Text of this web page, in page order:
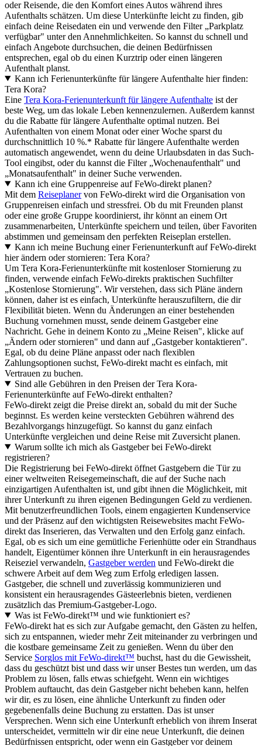
oder Reisende, die den Komfort eines Autos während ihres
Aufenthalts schätzen. Um diese Unterkünfte leicht zu finden, gib
einfach deine Reisedaten ein und verwende den Filter „Parkplatz
verfügbar" unter den Annehmlichkeiten. So kannst du schnell und
einfach Angebote durchsuchen, die deinen Bedürfnissen
entsprechen, egal ob du einen Kurztrip oder einen längeren
Aufenthalt planst.
Kann ich Ferienunterkünfte für längere Aufenthalte hier finden:
Tera Kora?
Eine Tera Kora-Ferienunterkunft für längere Aufenthalte ist der
beste Weg, um das lokale Leben kennenzulernen. Außerdem kannst
du die Rabatte für längere Aufenthalte optimal nutzen. Bei
Aufenthalten von einem Monat oder einer Woche sparst du
durchschnittlich 10 %.* Rabatte für längere Aufenthalte werden
automatisch angewendet, wenn du deine Urlaubsdaten in das Such-
Tool eingibst, oder du kannst die Filter „Wochenaufenthalt" und
„Monatsaufenthalt" in deiner Suche verwenden.
Kann ich eine Gruppenreise auf FeWo-direkt planen?
Mit dem Reiseplanervon FeWo-direkt wird die Organisation von
Gruppenreisen einfach und stressfrei. Ob du mit Freunden planst
oder eine große Gruppe koordinierst, ihr könnt an einem Ort
zusammenarbeiten, Unterkünfte speichern und teilen, über Favoriten
abstimmen und gemeinsam den perfekten Reiseplan erstellen.
Kann ich meine Buchung einer Ferienunterkunft auf FeWo-direkt
hier ändern oder stornieren: Tera Kora?
Um Tera Kora-Ferienunterkünfte mit kostenloser Stornierung zu
finden, verwende einfach FeWo-direkts praktischen Suchfilter
„Kostenlose Stornierung". Wir verstehen, dass sich Pläne ändern
können, daher ist es einfach, Unterkünfte herauszufiltern, die dir
Flexibilität bieten. Wenn du Änderungen an einer bestehenden
Buchung vornehmen musst, sende deinem Gastgeber eine
Nachricht. Gehe in deinem Konto zu „Meine Reisen", klicke auf
„Ändern oder stornieren" und dann auf „Gastgeber kontaktieren".
Egal, ob du deine Pläne anpasst oder nach flexiblen
Zahlungsoptionen suchst, FeWo-direkt macht es einfach, mit
Vertrauen zu buchen.
Sind alle Gebühren in den Preisen der Tera Kora-
Ferienunterkünfte auf FeWo-direkt enthalten?
FeWo-direkt zeigt die Preise direkt an, sobald du mit der Suche
beginnst. Es werden keine versteckten Gebühren während des
Bezahlvorgangs hinzugefügt. So kannst du ganz einfach
Unterkünfte vergleichen und deine Reise mit Zuversicht planen.
Warum sollte ich mich als Gastgeber bei FeWo-direkt
registrieren?
Die Registrierung bei FeWo-direkt öffnet Gastgebern die Tür zu
einer weltweiten Reisegemeinschaft, die auf der Suche nach
einzigartigen Aufenthalten ist, und gibt ihnen die Möglichkeit, mit
ihrer Unterkunft zu ihren eigenen Bedingungen Geld zu verdienen.
Mit benutzerfreundlichen Tools, einem engagierten Kundenservice
und der Präsenz auf den wichtigsten Reisewebsites macht FeWo-
direkt das Inserieren, das Verwalten und den Erfolg ganz einfach.
Egal, ob es sich um eine gemütliche Ferienhütte oder ein Strandhaus
handelt, Eigentümer können ihre Unterkunft in ein herausragendes
Reiseziel verwandeln, Gastgeber werden und FeWo-direkt die
schwere Arbeit auf dem Weg zum Erfolg erledigen lassen.
Gastgeber, die schnell und zuverlässig kommunizieren und
konsistent ein herausragendes Gästeerlebnis bieten, verdienen
zusätzlich das Premium-Gastgeber-Logo.
Was ist FeWo-direkt™ und wie funktioniert es?
FeWo-direkt hat es sich zur Aufgabe gemacht, den Gästen zu helfen,
sich zu entspannen, wieder mehr Zeit miteinander zu verbringen und
die kostbare gemeinsame Zeit zu genießen. Wenn du über den
Service Sorglos mit FeWo-direkt™ buchst, hast du die Gewissheit,
dass du geschützt bist und dass wir unser Bestes tun werden, um das
Problem zu lösen, falls etwas schiefgeht. Wenn ein wichtiges
Problem auftaucht, das dein Gastgeber nicht beheben kann, helfen
wir dir, es zu lösen, eine ähnliche Unterkunft zu finden oder
gegebenenfalls deine Buchung zu erstatten. Das ist unser
Versprechen. Wenn sich eine Unterkunft erheblich von ihrem Inserat
unterscheidet, vermitteln wir dir eine neue Unterkunft, die deinen
Bedürfnissen entspricht, oder wenn ein Gastgeber vor deinem